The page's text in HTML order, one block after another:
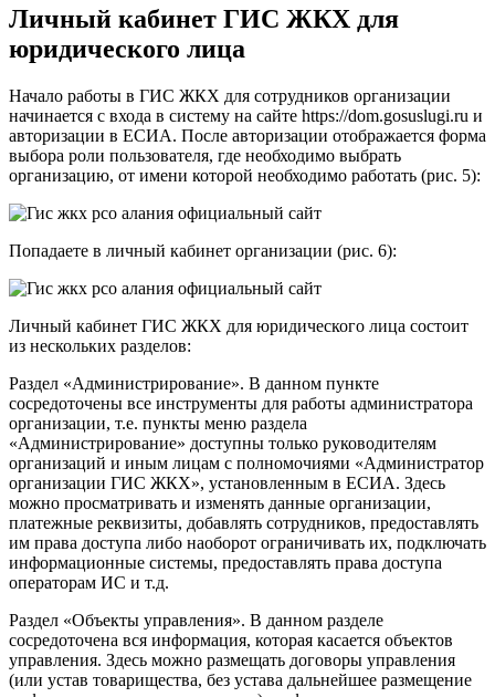
Личный кабинет ГИС ЖКХ для
юридического лица
Начало работы в ГИС ЖКХ для сотрудников организации
начинается с входа в систему на сайте https://dom.gosuslugi.ru и
авторизации в ЕСИА. После авторизации отображается форма
выбора роли пользователя, где необходимо выбрать
организацию, от имени которой необходимо работать (рис. 5):
Попадаете в личный кабинет организации (рис. 6):
Личный кабинет ГИС ЖКХ для юридического лица состоит
из нескольких разделов:
Раздел «Администрирование». В данном пункте
сосредоточены все инструменты для работы администратора
организации, т.е. пункты меню раздела
«Администрирование» доступны только руководителям
организаций и иным лицам с полномочиями «Администратор
организации ГИС ЖКХ», установленным в ЕСИА. Здесь
можно просматривать и изменять данные организации,
платежные реквизиты, добавлять сотрудников, предоставлять
им права доступа либо наоборот ограничивать их, подключать
информационные системы, предоставлять права доступа
операторам ИС и т.д.
Раздел «Объекты управления». В данном разделе
сосредоточена вся информация, которая касается объектов
управления. Здесь можно размещать договоры управления
(или устав товарищества, без устава дальнейшее размещение